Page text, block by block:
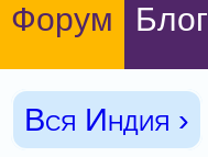
Форум Блог
Вся Индия ›